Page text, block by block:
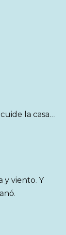
la casa…
y viento. Y